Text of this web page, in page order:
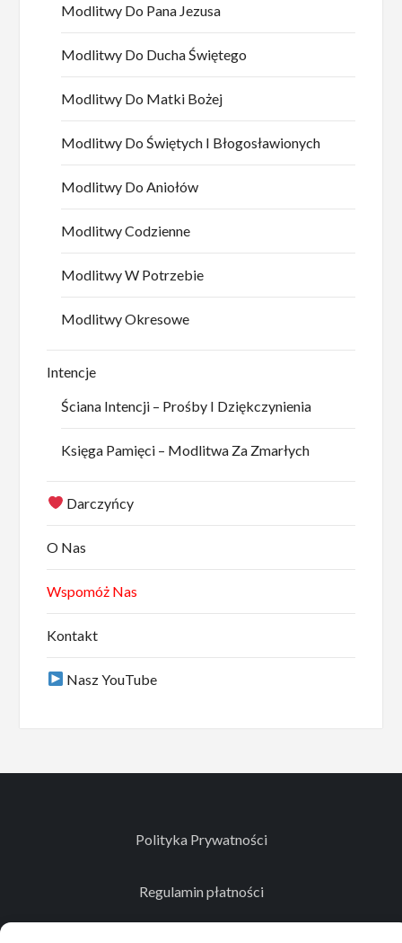
Modlitwy Do Pana Jezusa
Modlitwy Do Ducha Świętego
Modlitwy Do Matki Bożej
Modlitwy Do Świętych I Błogosławionych
Modlitwy Do Aniołów
Modlitwy Codzienne
Modlitwy W Potrzebie
Modlitwy Okresowe
Intencje
Ściana Intencji – Prośby I Dziękczynienia
Księga Pamięci – Modlitwa Za Zmarłych
Darczyńcy
O Nas
Wspomóż Nas
Kontakt
Nasz YouTube
Polityka Prywatności
Regulamin płatności